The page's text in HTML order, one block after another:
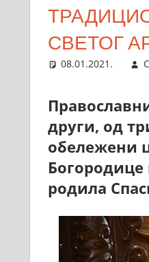
СВЕТОГ
08.01.2021.
други, од
обележени
Богородице
родила